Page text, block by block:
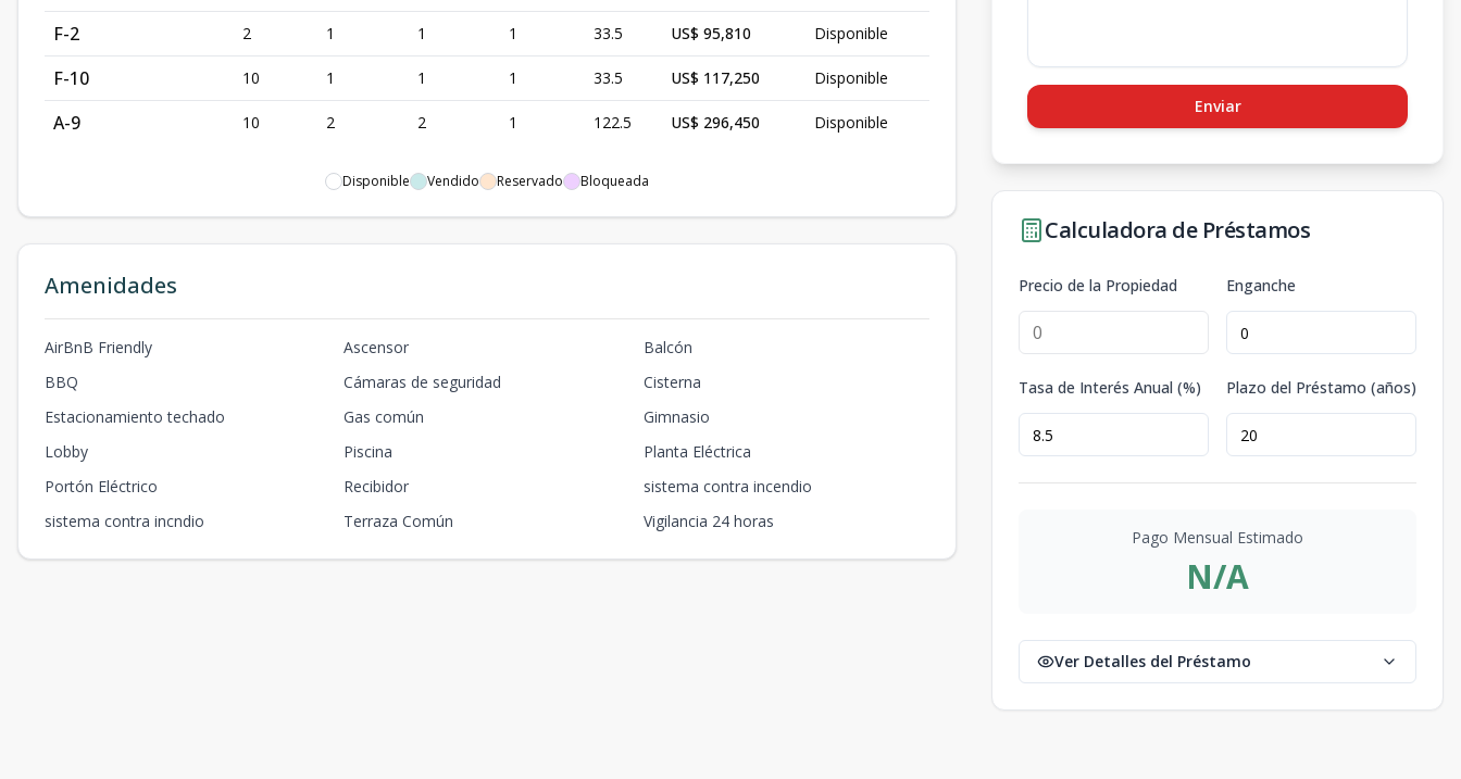
F-2 2 1 1 1 33.5 US$ 95,810 Disponible
F-10 10 1 1 1 33.5 US$ 117,250 Disponible
A-9 10 2 2 1 122.5 US$ 296,450 Disponible
Disponible Vendido Reservado Bloqueada
Amenidades
AirBnB Friendly Ascensor
Balcón
BBQ
Cámaras de seguridad
Cisterna
Estacionamiento techado
Gas común
Gimnasio
Lobby
Piscina
Planta Eléctrica
Portón Eléctrico
Recibidor
sistema contra incendio
sistema contra incndio
Terraza Común Vigilancia 24 horas
Enviar
Calculadora de Préstamos
Precio de la Propiedad Enganche
Tasa de Interés Anual (%) Plazo del Préstamo (años)
Pago Mensual Estimado
N/A
Ver Detalles del Préstamo